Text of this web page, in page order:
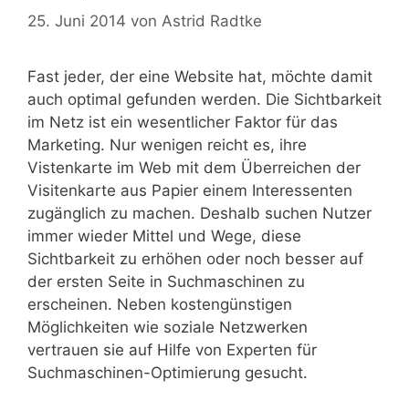
25. Juni 2014 von Astrid Radtke
Fast jeder, der eine Website hat, möchte damit
auch optimal gefunden werden. Die Sichtbarkeit
im Netz ist ein wesentlicher Faktor für das
Marketing. Nur wenigen reicht es, ihre
Vistenkarte im Web mit dem Überreichen der
Visitenkarte aus Papier einem Interessenten
zugänglich zu machen. Deshalb suchen Nutzer
immer wieder Mittel und Wege, diese
Sichtbarkeit zu erhöhen oder noch besser auf
der ersten Seite in Suchmaschinen zu
erscheinen. Neben kostengünstigen
Möglichkeiten wie soziale Netzwerken
vertrauen sie auf Hilfe von Experten für
Suchmaschinen-Optimierung gesucht.